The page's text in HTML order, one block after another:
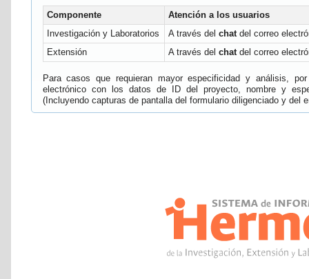
Componente
Atención a los usuarios
Investigación y Laboratorios
A través del chatdel correo
Extensión
A través del chatdel correo
Para casos que requieran mayor especificidad y análisis,
electrónico con los datos de ID del proyecto, nombre y
(Incluyendo capturas de pantalla del formulario diligenciado y del